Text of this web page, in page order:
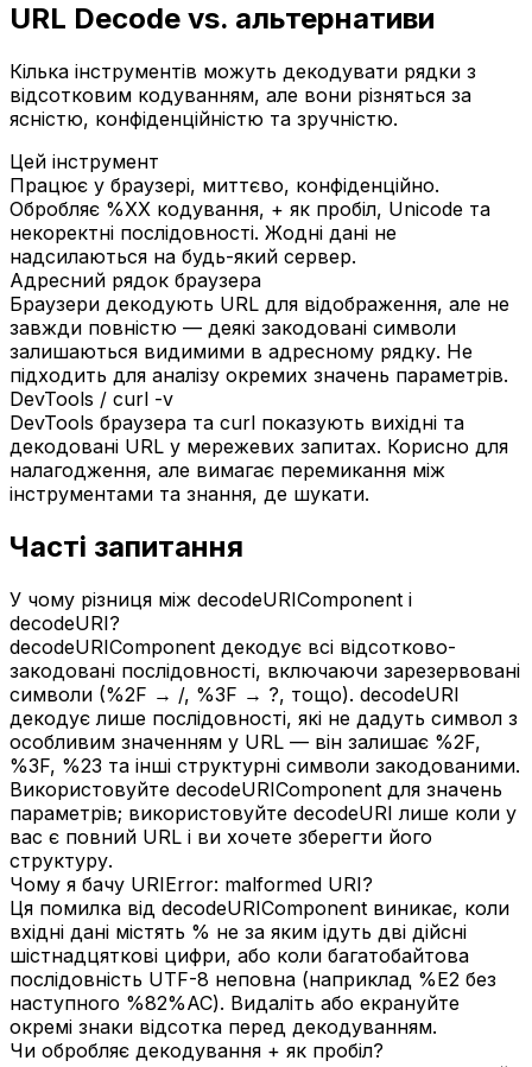
URL Decode vs. альтернативи
Кілька інструментів можуть декодувати рядки з
відсотковим кодуванням, але вони різняться за
ясністю, конфіденційністю та зручністю.
Цей інструмент
Працює у браузері, миттєво, конфіденційно.
Обробляє %XX кодування, + як пробіл, Unicode та
некоректні послідовності. Жодні дані не
надсилаються на будь-який сервер.
Адресний рядок браузера
Браузери декодують URL для відображення, але не
завжди повністю — деякі закодовані символи
залишаються видимими в адресному рядку. Не
підходить для аналізу окремих значень параметрів.
DevTools / curl -v
DevTools браузера та curl показують вихідні та
декодовані URL у мережевих запитах. Корисно для
налагодження, але вимагає перемикання між
інструментами та знання, де шукати.
Часті запитання
У чому різниця між decodeURIComponent і
decodeURI?
decodeURIComponent декодує всі відсотково-
закодовані послідовності, включаючи зарезервовані
символи (%2F → /, %3F → ?, тощо). decodeURI
декодує лише послідовності, які не дадуть символ з
особливим значенням у URL — він залишає %2F,
%3F, %23 та інші структурні символи закодованими.
Використовуйте decodeURIComponent для значень
параметрів; використовуйте decodeURI лише коли у
вас є повний URL і ви хочете зберегти його
структуру.
Чому я бачу URIError: malformed URI?
Ця помилка від decodeURIComponent виникає, коли
вхідні дані містять % не за яким ідуть дві дійсні
шістнадцяткові цифри, або коли багатобайтова
послідовність UTF-8 неповна (наприклад %E2 без
наступного %82%AC). Видаліть або екрануйте
окремі знаки відсотка перед декодуванням.
Чи обробляє декодування + як пробіл?